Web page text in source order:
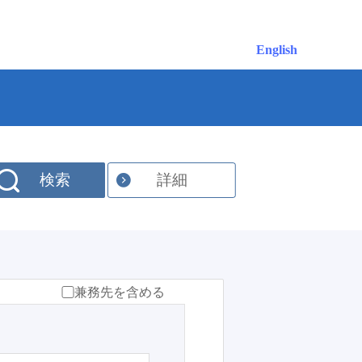
English
検索 詳細
兼務先を含める